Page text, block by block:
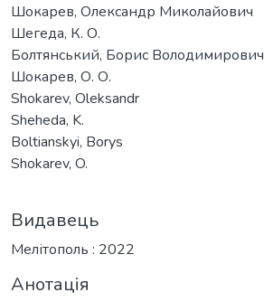
Шокарев, Олександр Миколайович
Шегеда, К. О.
Болтянський, Борис Володимирович
Шокарев, О. О.
Shokarev, Oleksandr
Sheheda, K.
Boltianskyi, Borys
Shokarev, O.
Видавець
Мелітополь : 2022
Анотація